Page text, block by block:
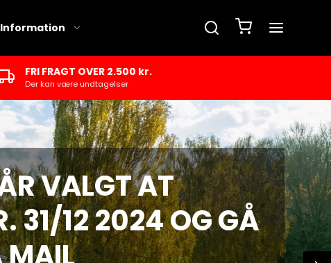
Information
FRI FRAGT OVER 2.500 kr.
Der kan være undtagelser